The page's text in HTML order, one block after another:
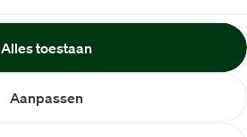
Aanpassen
Alles toestaan